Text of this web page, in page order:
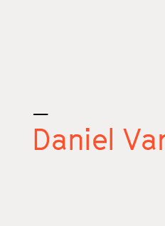
_
Daniel